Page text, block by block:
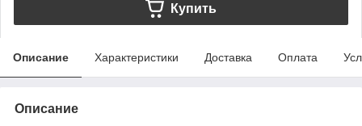
Купить
Описание Характеристики Доставка Оплата
Описание